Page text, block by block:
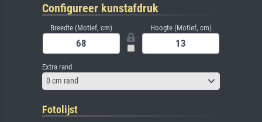
Configureer kunstafdruk
Breedte (Motief, cm) Hoogte (Motief, cm)
Extra rand
0 cm rand
Fotolijst